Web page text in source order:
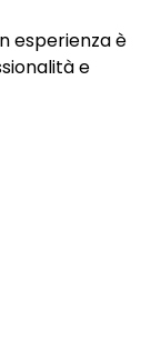
esperienza è
e